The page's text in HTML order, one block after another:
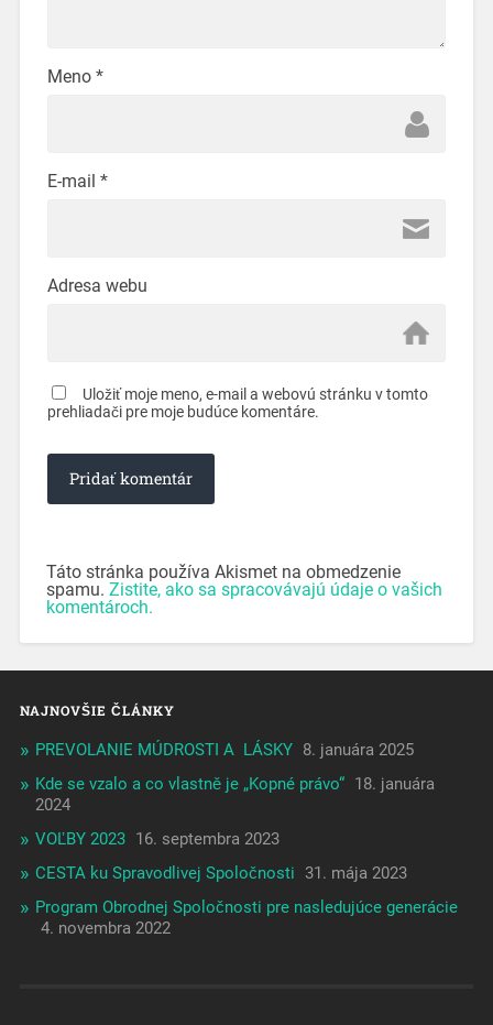
Meno *
E-mail *
Adresa webu
Uložiť moje meno, e-mail a webovú stránku v tomto
prehliadači pre moje budúce komentáre.
Táto stránka používa Akismet na obmedzenie
spamu. Zistite, ako sa spracovávajú údaje o vašich
komentároch.
NAJNOVŠIE ČLÁNKY
PREVOLANIE MÚDROSTI A LÁSKY 8. januára 2025
Kde se vzalo a co vlastně je „Kopné právo“ 18. januára
2024
VOĽBY 2023 16. septembra 2023
CESTA ku Spravodlivej Spoločnosti 31. mája 2023
Program Obrodnej Spoločnosti pre nasledujúce generácie
4. novembra 2022